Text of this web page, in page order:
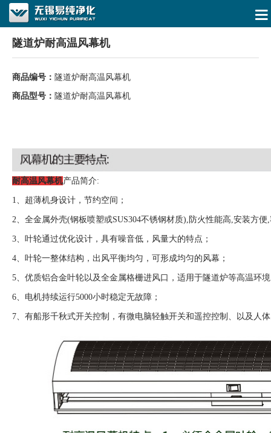
隧道炉耐高温风幕机
商品编号： 隧道炉耐高温风幕机
商品型号： 隧道炉耐高温风幕机
耐高温风幕机产品简介:
1、超薄机身设计，节约空间；
2、全金属外壳(钢板喷塑或SUS304不锈钢材质),防火性能高,安装方便
3、叶轮通过优化设计，具有噪音低，风量大的特点；
4、叶轮一整体结构，出风平衡均匀，可形成均匀的风幕；
5、优质铝合金叶轮以及全金属格栅进风口，适用于隧道炉等高温环
6、电机持续运行5000小时稳定无故障；
7、有船形千秋式开关控制，有微电脑轻触开关和遥控控制、以及人